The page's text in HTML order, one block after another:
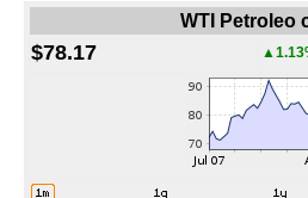
WTI Petroleo
$78.17